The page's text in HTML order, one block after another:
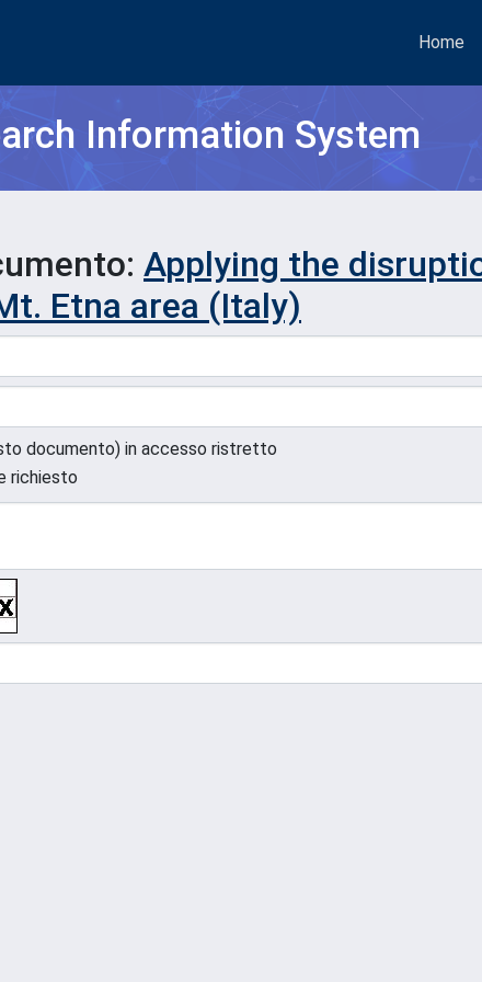
Home
Information System
Applying the
Etna area (Italy)
documento) in accesso ristretto
richiesto